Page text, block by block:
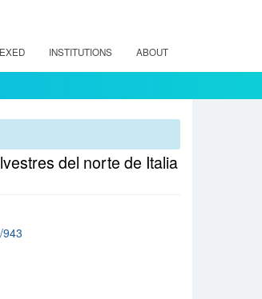
INSTITUTIONS ABOUT
del norte de Italia